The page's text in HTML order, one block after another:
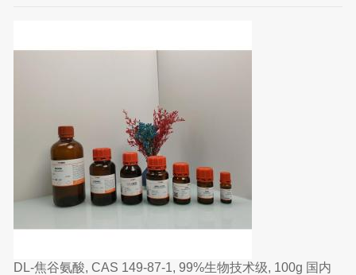
DL-焦谷氨酸, CAS 149-87-1, 99%生物技术级, 100g 国内